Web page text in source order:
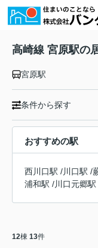
高崎線 宮原駅の
宮原駅
条件から探す
おすすめの駅
西川口駅 /川口駅 /
浦和駅 /川口元郷駅
12棟 13件